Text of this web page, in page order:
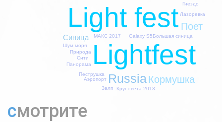
Light fest
Lightfest
Russia
Поет
Кормушка
Синица Большая синица
Гнездо
Круг света 2013
Шум моря
Galaxy S5
Лазоревка
Панорама
Природа
Аэропорт
Залп
МАКС 2017
Пеструшка
Сити
смотрите